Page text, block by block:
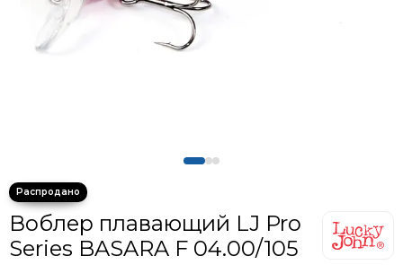
Воблер плавающий LJ Pro
Series BASARA F 04.00/105